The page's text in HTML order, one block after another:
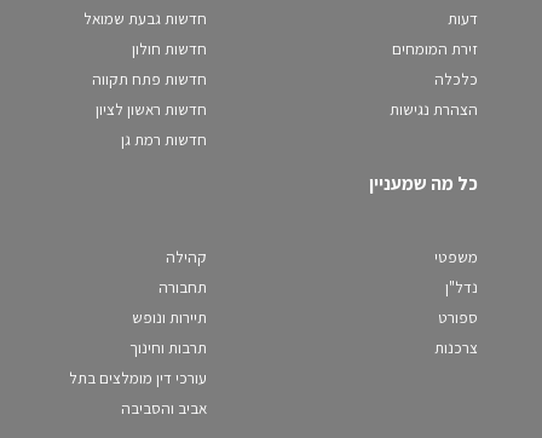
דעות
זירת המומחים
כלכלה
הצהרת נגישות
חדשות גבעת שמואל
חדשות חולון
חדשות פתח תקווה
חדשות ראשון לציון
חדשות רמת גן
כל מה שמעניין
משפטי
נדל"ן
ספורט
צרכנות
קהילה
תחבורה
תיירות ונופש
תרבות וחינוך
עורכי דין מומלצים בתל
אביב והסביבה